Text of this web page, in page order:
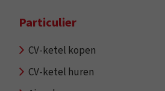
Particulier
CV-ketel kopen
CV-ketel huren